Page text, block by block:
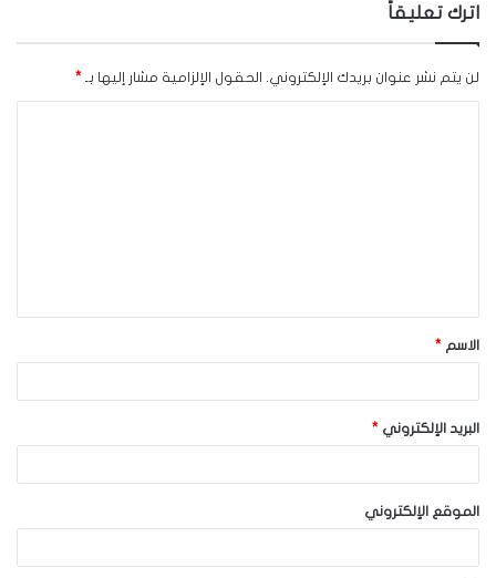
اترك تعليقاً
لن يتم نشر عنوان بريدك الإلكتروني. الحقول الإلزامية مشار إليها بـ *
ق
*
الاسم *
البريد الإلكتروني *
الموقع الإلكتروني